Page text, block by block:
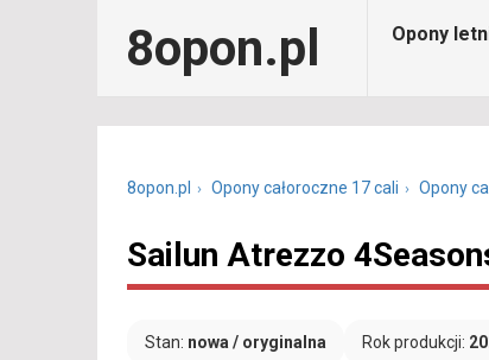
8opon.pl Opony
8opon.pl Opony całoroczne 17 cali Opony
Sailun Atrezzo
Stan: nowa / oryginalna Rok produkcji: